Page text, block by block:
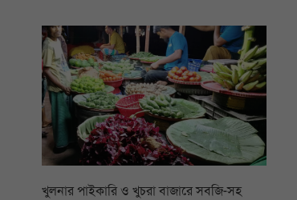
খুলনার পাইকারি ও খুচরা বাজারে সবজি-সহ